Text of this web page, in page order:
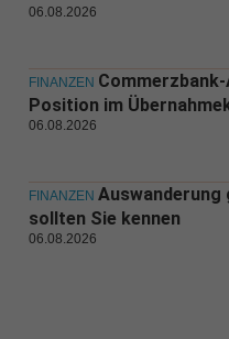
06.08.2026
FINANZEN
Position im
06.08.2026
FINANZEN Auswanderung
sollten Sie kennen
06.08.2026